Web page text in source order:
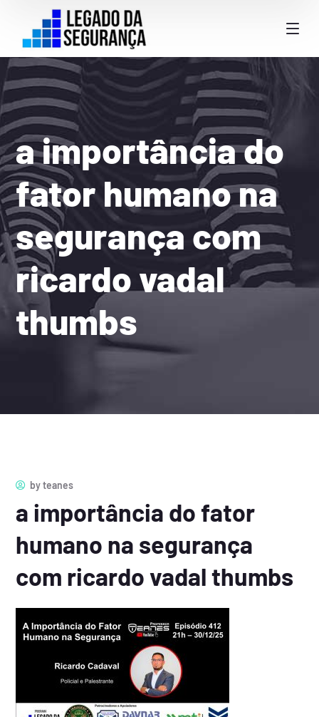
a importância do
fator humano na
segurança com
ricardo vadal
thumbs
byteanes
a importância do fator
humano na segurança
com ricardo vadal thumbs